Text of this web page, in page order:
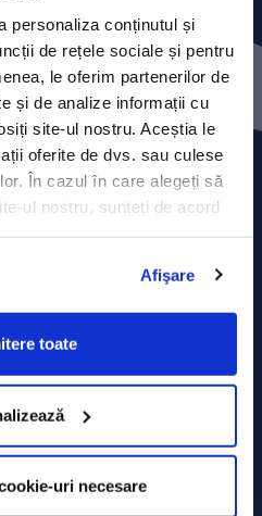
personaliza conținutul și
de rețele sociale și pentru
le oferim partenerilor de
și de analize informații cu
site-ul nostru. Aceștia le
oferite de dvs. sau culese
În cazul în care alegeți să
ul nostru, sunteți de acord
Afişare
toate
uri necesare